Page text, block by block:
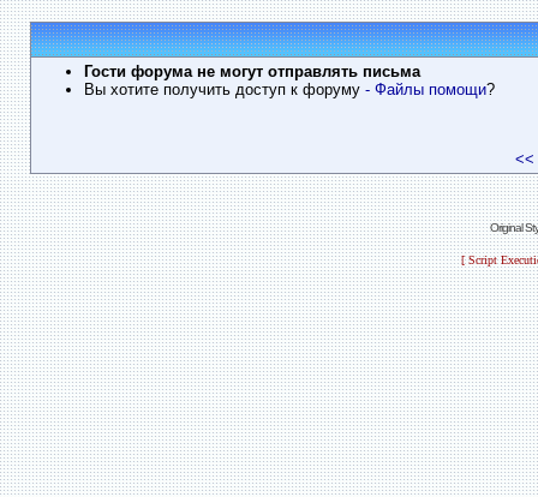
Гости форума не могут отправлять письма
Вы хотите получить доступ к форуму - Файлы помощи?
<<
Original
[ Script